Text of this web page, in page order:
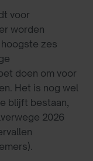
voor
worden
zes
doen om voor
Het is nog wel
blijft bestaan,
2026